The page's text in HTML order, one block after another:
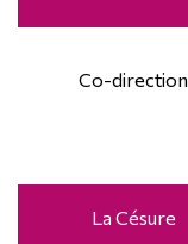
Co-direction
La Césure